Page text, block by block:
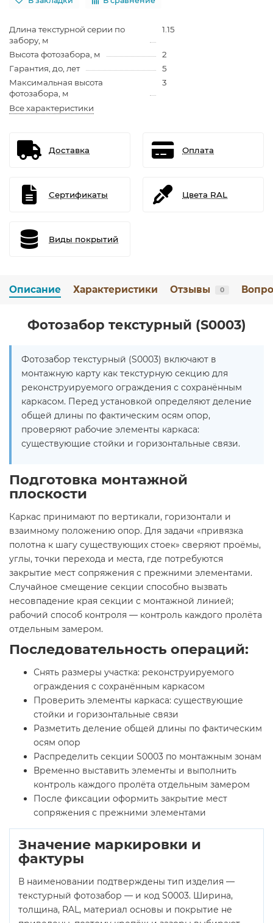
Длина текстурной серии по
забору, м
1.15
Высота фотозабора, м
2
Гарантия, до, лет
5
Максимальная высота
фотозабора, м
3
Все характеристики
Доставка Оплата
Сертификаты Цвета RAL
Виды покрытий
Описание Характеристики Отзывы 0
Фотозабор текстурный (S0003)
Фотозабор текстурный (S0003) включают в
монтажную карту как текстурную секцию для
реконструируемого ограждения с сохранённым
каркасом. Перед установкой определяют деление
общей длины по фактическим осям опор,
проверяют рабочие элементы каркаса:
существующие стойки и горизонтальные связи.
Подготовка монтажной
плоскости
Каркас принимают по вертикали, горизонтали и
взаимному положению опор. Для задачи «привязка
полотна к шагу существующих стоек» сверяют проёмы,
углы, точки перехода и места, где потребуются
закрытие мест сопряжения с прежними элементами.
Случайное смещение секции способно вызвать
несовпадение края секции с монтажной линией;
рабочий способ контроля — контроль каждого пролёта
отдельным замером.
Последовательность операций:
Снять размеры участка: реконструируемого
ограждения с сохранённым каркасом
Проверить элементы каркаса: существующие
стойки и горизонтальные связи
Разметить деление общей длины по фактическим
осям опор
Распределить секции S0003 по монтажным зонам
Временно выставить элементы и выполнить
контроль каждого пролёта отдельным замером
После фиксации оформить закрытие мест
сопряжения с прежними элементами
Значение маркировки и
фактуры
В наименовании подтверждены тип изделия —
текстурный фотозабор — и код S0003. Ширина,
толщина, RAL, материал основы и покрытие не